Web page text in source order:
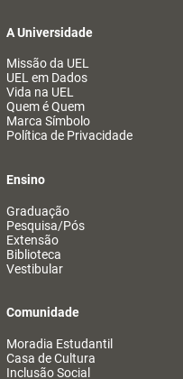
A Universidade
Missão da UEL
UEL em Dados
Vida na UEL
Quem é Quem
Marca Símbolo
Política de Privacidade
Ensino
Graduação
Pesquisa/Pós
Extensão
Biblioteca
Vestibular
Comunidade
Moradia Estudantil
Casa de Cultura
Inclusão Social